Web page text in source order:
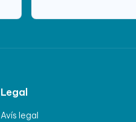
Legal
Avís legal